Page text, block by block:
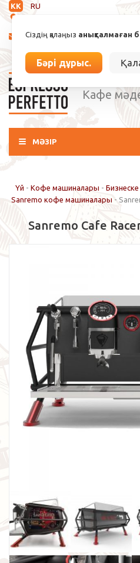
KK
RU
Сіздің қалаңыз анықталмаған
Бәрі дұрыс.
info@espressoperfetto.kz
Кафе
МӘЗІР
Үй - Кофе машиналары -
Sanremo кофе машиналары -
Sanremo Cafe